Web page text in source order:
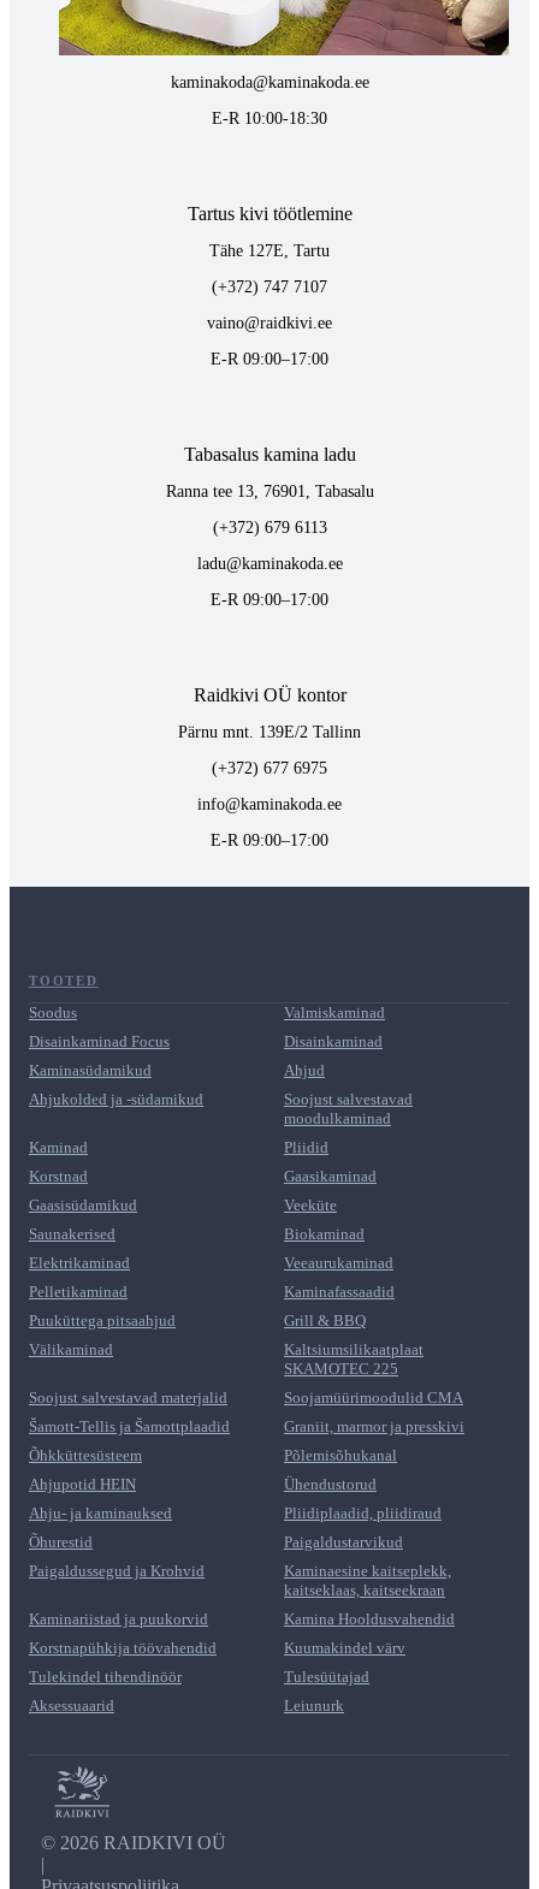
Pärnu mnt. 139E/2, 11317, Tallinn
(+372) 677 6977
kaminakoda@kaminakoda.ee
E-R 10:00-18:30
Tartus kivi töötlemine
Tähe 127E, Tartu
(+372) 747 7107
vaino@raidkivi.ee
E-R 09:00–17:00
Tabasalus kamina ladu
Ranna tee 13, 76901, Tabasalu
(+372) 679 6113
ladu@kaminakoda.ee
E-R 09:00–17:00
Raidkivi OÜ kontor
Pärnu mnt. 139E/2 Tallinn
(+372) 677 6975
info@kaminakoda.ee
E-R 09:00–17:00
TOOTED
Soodus
Valmiskaminad
Disainkaminad Focus
Disainkaminad
Kaminasüdamikud
Ahjud
Ahjukolded ja -südamikud
Soojust salvestavad
moodulkaminad
Kaminad
Pliidid
Korstnad
Gaasikaminad
Gaasisüdamikud
Veeküte
Saunakerised
Biokaminad
Elektrikaminad
Veeaurukaminad
Pelletikaminad
Kaminafassaadid
Puuküttega pitsaahjud
Grill & BBQ
Välikaminad
Kaltsiumsilikaatplaat
SKAMOTEC 225
Soojust salvestavad materjalid
Soojamüürimoodulid CMA
Šamott-Tellis ja Šamottplaadid
Graniit, marmor ja presskivi
Õhkküttesüsteem
Põlemisõhukanal
Ahjupotid HEIN
Ühendustorud
Ahju- ja kaminauksed
Pliidiplaadid, pliidiraud
Õhurestid
Paigaldustarvikud
Paigaldussegud ja Krohvid
Kaminaesine kaitseplekk,
kaitseklaas, kaitseekraan
Kaminariistad ja puukorvid
Kamina Hooldusvahendid
Korstnapühkija töövahendid
Kuumakindel värv
Tulekindel tihendinöör
Tulesüütajad
Aksessuaarid
Leiunurk
© 2026 RAIDKIVI OÜ
|